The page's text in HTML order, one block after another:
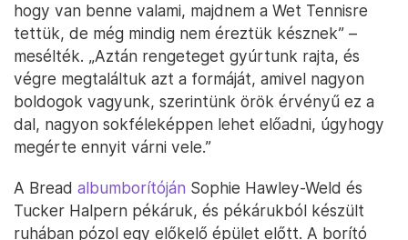
hogy van benne valami, majdnem a Wet Tennisre
tettük, de még mindig nem éreztük késznek” –
mesélték. „Aztán rengeteget gyúrtunk rajta, és
végre megtaláltuk azt a formáját, amivel nagyon
boldogok vagyunk, szerintünk örök érvényű ez a
dal, nagyon sokféleképpen lehet előadni, úgyhogy
megérte ennyit várni vele.”
A Bread albumborítóján Sophie Hawley-Weld és
Tucker Halpern pékáruk, és pékárukból készült
ruhában pózol egy előkelő épület előtt. A borító